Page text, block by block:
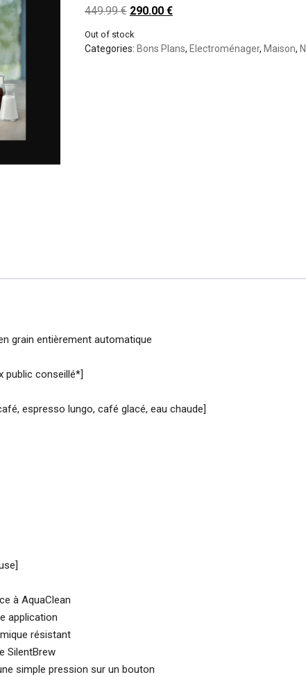
449.99€ 290.00 €
Out of stock
Categories: Bons Plans, Electroménager, Maison,
grain entièrement automatique
public conseillé*]
espresso lungo, café glacé, eau chaude]
à AquaClean
application
résistant
SilentBrew
simple pression sur un bouton